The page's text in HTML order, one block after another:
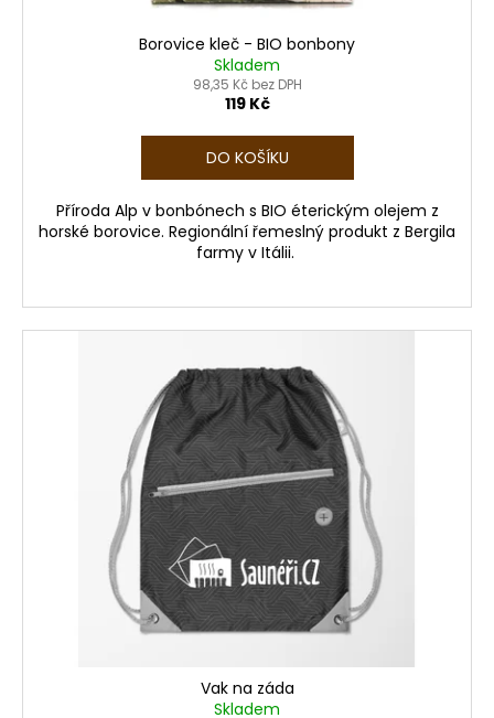
Borovice kleč - BIO bonbony
Skladem
98,35 Kč bez DPH
119 Kč
DO KOŠÍKU
Příroda Alp v bonbónech s BIO éterickým olejem z
horské borovice. Regionální řemeslný produkt z Bergila
farmy v Itálii.
Vak na záda
Skladem